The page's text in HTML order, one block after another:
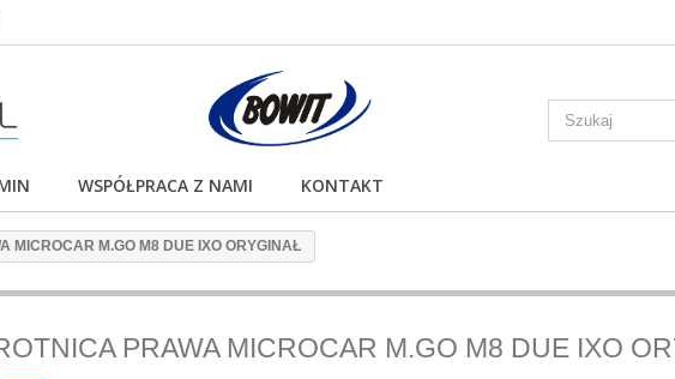
WSPÓŁPRACA Z NAMI KONTAKT
MICROCAR M.GO M8 DUE IXO ORYGINAŁ
PRAWA MICROCAR M.GO M8 DUE IXO